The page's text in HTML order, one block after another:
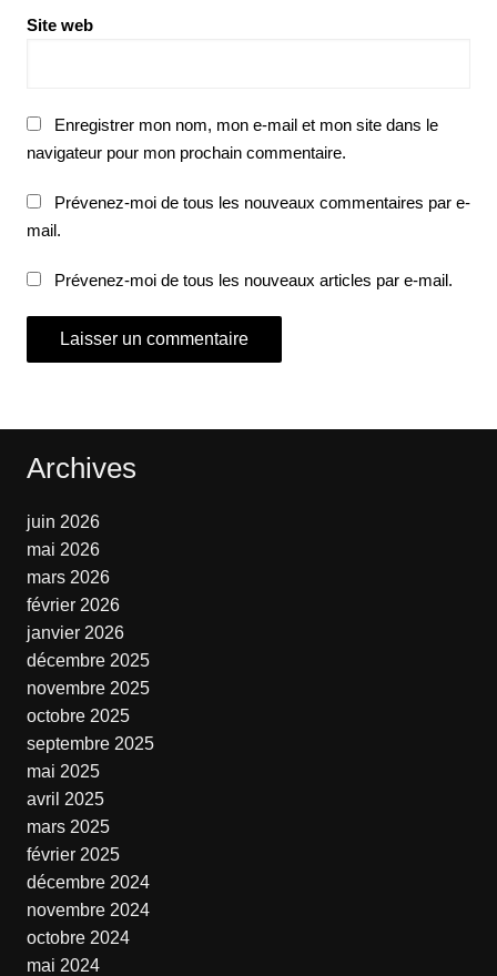
Site web
Enregistrer mon nom, mon e-mail et mon site dans le
navigateur pour mon prochain commentaire.
Prévenez-moi de tous les nouveaux commentaires par e-
mail.
Prévenez-moi de tous les nouveaux articles par e-mail.
Archives
juin 2026
mai 2026
mars 2026
février 2026
janvier 2026
décembre 2025
novembre 2025
octobre 2025
septembre 2025
mai 2025
avril 2025
mars 2025
février 2025
décembre 2024
novembre 2024
octobre 2024
mai 2024